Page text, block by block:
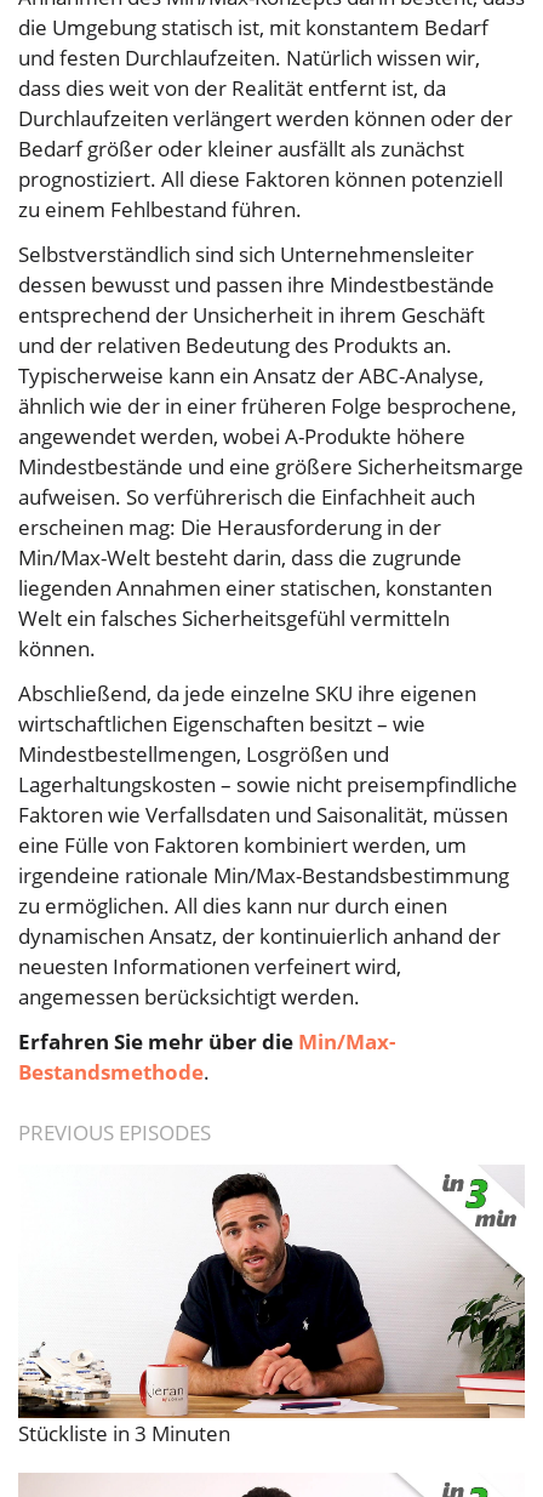
die Umgebung statisch ist, mit konstantem Bedarf
und festen Durchlaufzeiten. Natürlich wissen wir,
dass dies weit von der Realität entfernt ist, da
Durchlaufzeiten verlängert werden können oder der
Bedarf größer oder kleiner ausfällt als zunächst
prognostiziert. All diese Faktoren können potenziell
zu einem Fehlbestand führen.
Selbstverständlich sind sich Unternehmensleiter
dessen bewusst und passen ihre Mindestbestände
entsprechend der Unsicherheit in ihrem Geschäft
und der relativen Bedeutung des Produkts an.
Typischerweise kann ein Ansatz der ABC-Analyse,
ähnlich wie der in einer früheren Folge besprochene,
angewendet werden, wobei A-Produkte höhere
Mindestbestände und eine größere Sicherheitsmarge
aufweisen. So verführerisch die Einfachheit auch
erscheinen mag: Die Herausforderung in der
Min/Max-Welt besteht darin, dass die zugrunde
liegenden Annahmen einer statischen, konstanten
Welt ein falsches Sicherheitsgefühl vermitteln
können.
Abschließend, da jede einzelne SKU ihre eigenen
wirtschaftlichen Eigenschaften besitzt – wie
Mindestbestellmengen, Losgrößen und
Lagerhaltungskosten – sowie nicht preisempfindliche
Faktoren wie Verfallsdaten und Saisonalität, müssen
eine Fülle von Faktoren kombiniert werden, um
irgendeine rationale Min/Max-Bestandsbestimmung
zu ermöglichen. All dies kann nur durch einen
dynamischen Ansatz, der kontinuierlich anhand der
neuesten Informationen verfeinert wird,
angemessen berücksichtigt werden.
Erfahren Sie mehr über die Min/Max-
Bestandsmethode.
PREVIOUS EPISODES
Stückliste in 3 Minuten